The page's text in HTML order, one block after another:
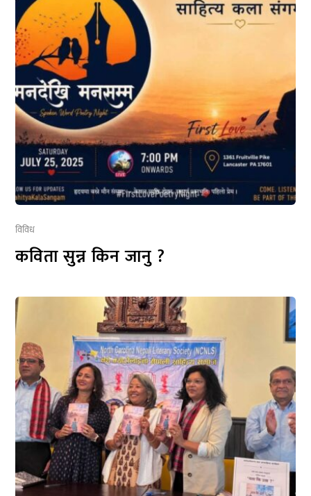
विविध
कविता सुन्न किन जानु ?